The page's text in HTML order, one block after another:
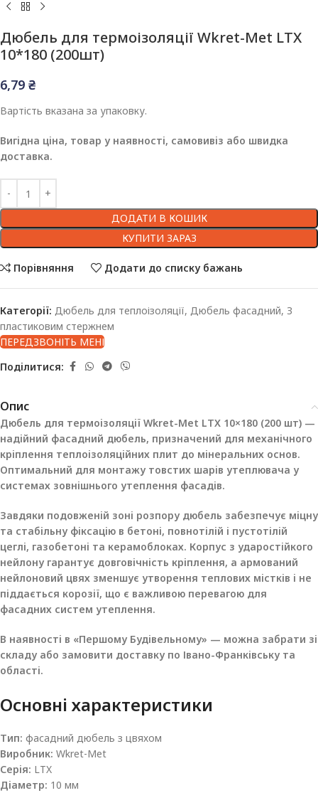
Дюбель для термоізоляції Wkret-Met LTX
10*180 (200шт)
6,79 ₴
Вартість вказана за упаковку.
Вигідна ціна, товар у наявності, самовивіз або швидка
доставка.
ДОДАТИ В КОШИК
КУПИТИ ЗАРАЗ
Порівняння Додати до списку бажань
Категорії: Дюбель для теплоізоляції, Дюбель фасадний, З
пластиковим стержнем
ПЕРЕДЗВОНІТЬ МЕНІ
Поділитися:
Опис
Дюбель для термоізоляції Wkret-Met LTX 10×180 (200 шт) —
надійний фасадний дюбель, призначений для механічного
кріплення теплоізоляційних плит до мінеральних основ.
Оптимальний для монтажу товстих шарів утеплювача у
системах зовнішнього утеплення фасадів.
Завдяки подовженій зоні розпору дюбель забезпечує міцну
та стабільну фіксацію в бетоні, повнотілій і пустотілій
цеглі, газобетоні та керамоблоках. Корпус з ударостійкого
нейлону гарантує довговічність кріплення, а армований
нейлоновий цвях зменшує утворення теплових містків і не
піддається корозії, що є важливою перевагою для
фасадних систем утеплення.
В наявності в «Першому Будівельному» — можна забрати зі
складу або замовити доставку по Івано-Франківську та
області.
Основні характеристики
Тип: фасадний дюбель з цвяхом
Виробник: Wkret-Met
Серія: LTX
Діаметр: 10 мм